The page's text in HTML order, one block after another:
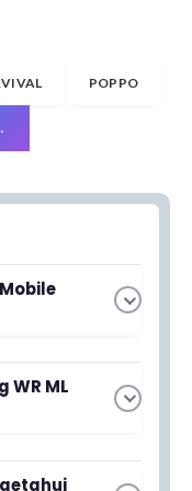
POPPO
pertandingan
global.
ML
membagi